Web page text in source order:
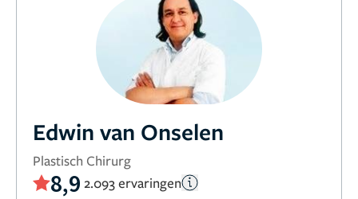
Edwin van Onselen
Plastisch Chirurg
8,9 2.093 ervaringen